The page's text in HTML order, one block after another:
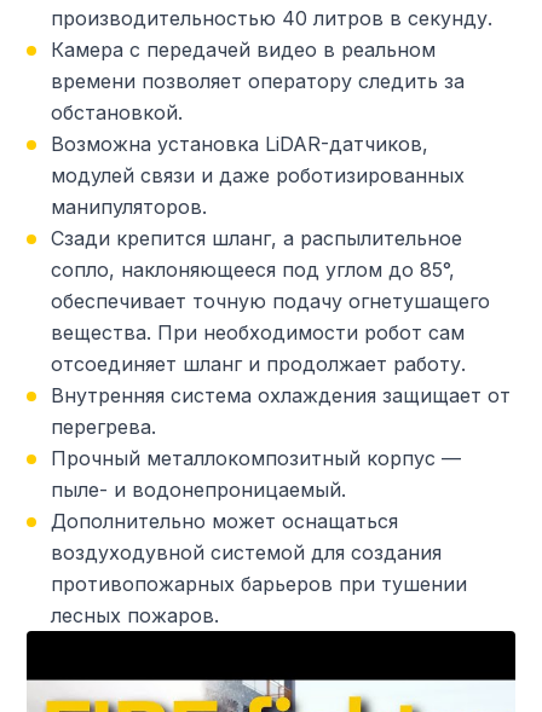
производительностью 40 литров в секунду.
Камера с передачей видео в реальном
времени позволяет оператору следить за
обстановкой.
Возможна установка LiDAR-датчиков,
модулей связи и даже роботизированных
манипуляторов.
Сзади крепится шланг, а распылительное
сопло, наклоняющееся под углом до 85°,
обеспечивает точную подачу огнетушащего
вещества. При необходимости робот сам
отсоединяет шланг и продолжает работу.
Внутренняя система охлаждения защищает от
перегрева.
Прочный металлокомпозитный корпус —
пыле- и водонепроницаемый.
Дополнительно может оснащаться
воздуходувной системой для создания
противопожарных барьеров при тушении
лесных пожаров.